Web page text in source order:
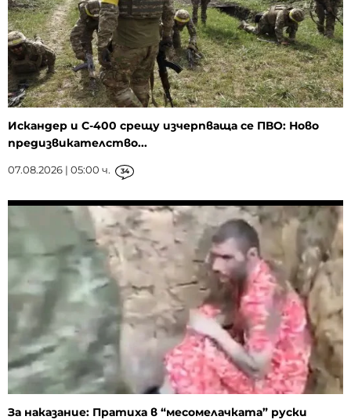
Искандер и С-400 срещу изчерпваща се ПВО: Ново
предизвикателство...
07.08.2026 | 05:00 ч. 34
За наказание: Пратиха в “месомелачката” руски